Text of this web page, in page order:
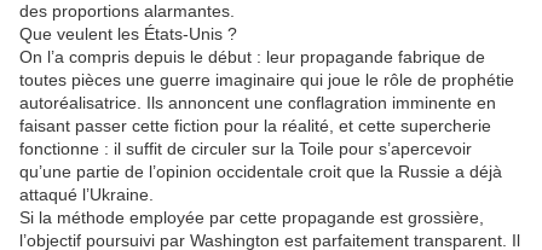
des proportions alarmantes.
Que veulent les États-Unis ?
On l’a compris depuis le début : leur propagande fabrique de
toutes pièces une guerre imaginaire qui joue le rôle de prophétie
autoréalisatrice. Ils annoncent une conflagration imminente en
faisant passer cette fiction pour la réalité, et cette supercherie
fonctionne : il suffit de circuler sur la Toile pour s’apercevoir
qu’une partie de l’opinion occidentale croit que la Russie a déjà
attaqué l’Ukraine.
Si la méthode employée par cette propagande est grossière,
l’objectif poursuivi par Washington est parfaitement transparent. Il